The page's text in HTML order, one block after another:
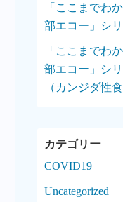
「ここまでわ
部エコー」シ
「ここまでわ
部エコー」シ
（カンジダ性
COVID19
Uncategorized